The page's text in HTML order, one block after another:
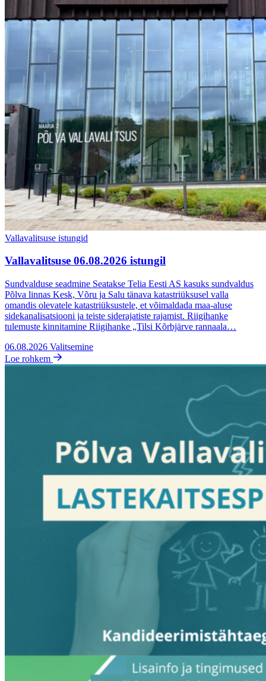
Vallavalitsuse istungid
Vallavalitsuse 06.08.2026 istungil
Sundvalduse seadmine Seatakse Telia Eesti AS kasuks sundvaldus
Põlva linnas Kesk, Võru ja Salu tänava katastriüksusel valla
omandis olevatele katastriüksustele, et võimaldada maa-aluse
sidekanalisatsiooni ja teiste siderajatiste rajamist. Riigihanke
tulemuste kinnitamine Riigihanke „Tilsi Kõrbjärve rannaala…
06.08.2026 Valitsemine
Loe rohkem